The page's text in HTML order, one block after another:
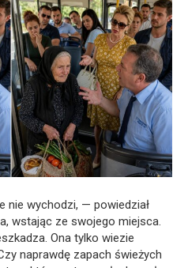
nie wychodzi, — powiedział
wstając ze swojego miejsca.
Ona tylko wiezie
naprawdę zapach świeżych